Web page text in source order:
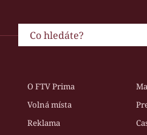
O FTV Prima
Volná místa
Reklama